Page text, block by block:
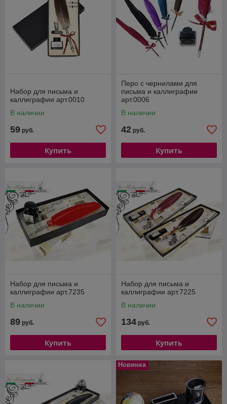
Набор для письма и
каллиграфии арт.0010
В наличии
59 руб.
Купить
Перо с чернилами для
письма и каллиграфии
арт.0006
В наличии
42 руб.
Купить
Набор для письма и
каллиграфии арт.7235
В наличии
89 руб.
Купить
Набор для письма и
каллиграфии арт.7225
В наличии
134 руб.
Купить
Новинка